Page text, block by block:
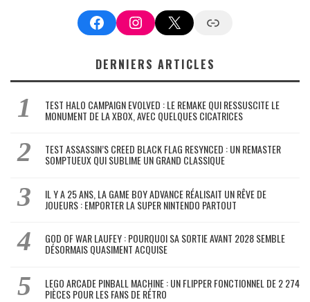
FacebookInstagram
X Google News
DERNIERS ARTICLES
TEST HALO CAMPAIGN EVOLVED : LE REMAKE QUI RESSUSCITE LE
MONUMENT DE LA XBOX, AVEC QUELQUES CICATRICES
TEST ASSASSIN’S CREED BLACK FLAG RESYNCED : UN REMASTER
SOMPTUEUX QUI SUBLIME UN GRAND CLASSIQUE
IL Y A 25 ANS, LA GAME BOY ADVANCE RÉALISAIT UN RÊVE DE
JOUEURS : EMPORTER LA SUPER NINTENDO PARTOUT
GOD OF WAR LAUFEY : POURQUOI SA SORTIE AVANT 2028 SEMBLE
DÉSORMAIS QUASIMENT ACQUISE
LEGO ARCADE PINBALL MACHINE : UN FLIPPER FONCTIONNEL DE 2 274
PIÈCES POUR LES FANS DE RÉTRO